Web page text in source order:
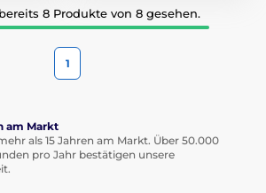
8 Produkte von 8 gesehen.
1
am Markt
als 15 Jahren am Markt. Über 50.000
pro Jahr bestätigen unsere